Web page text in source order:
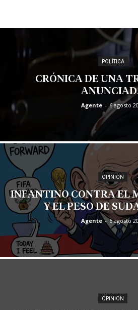
POLÍTICA
CRÓNICA DE UNA
Agente - 6 agosto
OPINION
INFANTINO CONTRA EL
Y EL PESO DE
Agente - 6 agosto
OPINION